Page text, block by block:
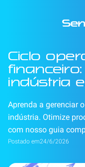
Ciclo
indústria
Aprenda a gerenciar
indústria. Otimize
com nosso guia
Postado em24/6/2026